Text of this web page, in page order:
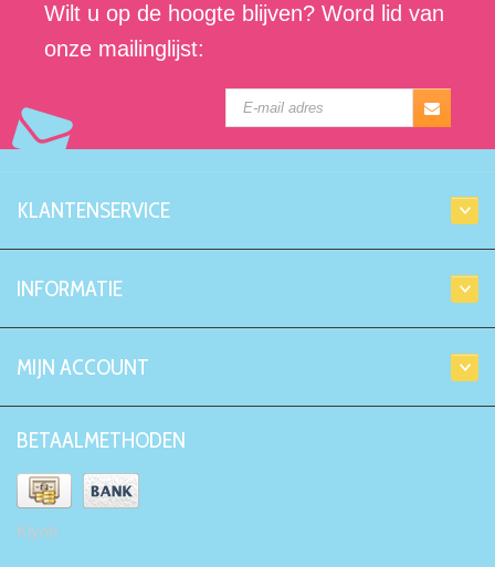
Wilt u op de hoogte blijven? Word lid van
onze mailinglijst:
KLANTENSERVICE
INFORMATIE
MIJN ACCOUNT
BETAALMETHODEN
Kiyoh